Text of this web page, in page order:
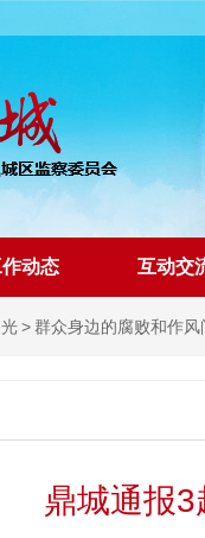
动态 互动交
>群众身边的腐败和作风
鼎城通报